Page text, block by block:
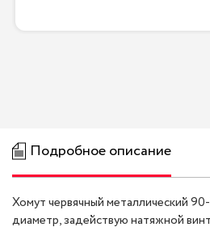
Подробное описание
Хомут червячный металлический
диаметр, задействую натяжной